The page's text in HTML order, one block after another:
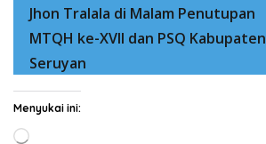
Jhon Tralala di Malam Penutupan
MTQH ke-XVII dan PSQ Kabupaten
Seruyan
Menyukai ini:
Memuat...